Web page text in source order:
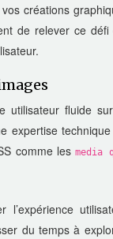
créations
de relever ce
utilisateur fluide
expertise
comme lesmedia
l’expérience
du temps à